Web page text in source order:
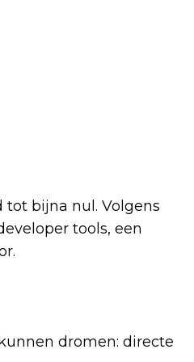
tot bijna nul. Volgens
tools, een
dromen: directe